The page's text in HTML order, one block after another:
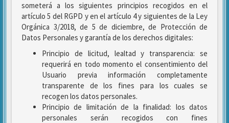
someterá a los siguientes principios recogidos en el
artículo 5 del RGPD y en el artículo 4 y siguientes de la Ley
Orgánica 3/2018, de 5 de diciembre, de Protección de
Datos Personales y garantía de los derechos digitales:
Principio de licitud, lealtad y transparencia: se
requerirá en todo momento el consentimiento del
Usuario previa información completamente
transparente de los fines para los cuales se
recogen los datos personales.
Principio de limitación de la finalidad: los datos
personales serán recogidos con fines